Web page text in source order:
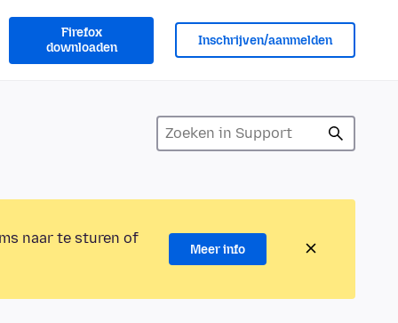
Firefox
downloaden
Inschrijven/aanmelden
naar te sturen of
Meer info